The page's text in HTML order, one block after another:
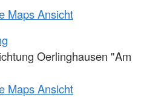
Maps Ansicht
Oerlinghausen "Am
Maps Ansicht